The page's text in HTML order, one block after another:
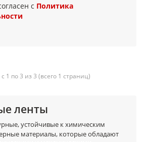
с Политика
1 по 3 из 3 (всего 1 страниц)
ленты
устойчивые к химическим
материалы, которые обладают